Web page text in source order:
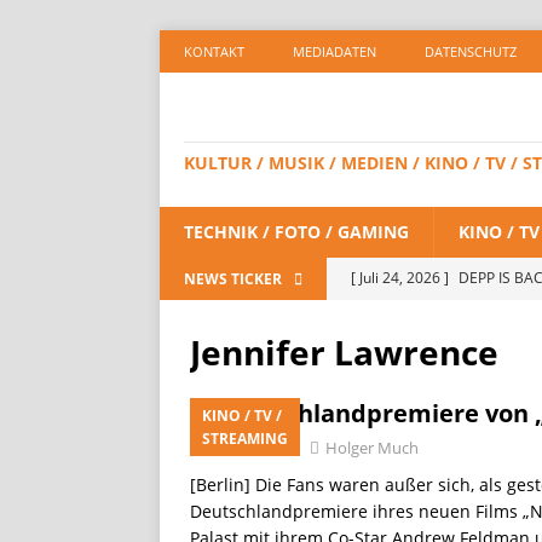
KONTAKT MEDIADATEN DATENSCHUTZ
KULTUR / MUSIK / MEDIEN / KINO / TV /
TECHNIK / FOTO / GAMING KINO /
NEWS TICKER [ Juli 24, 2026 ] DEPP IS
[ Juli 23, 2026 ]
SPIDER-
STREAMING
[ Juli 8, 2026 ]
STREAMING
[ Juli 8, 2026 ] FiiO bringt
Jennifer Lawrence
KINO / TV /
STREAMING
Deutschlandpremiere von
Juni 16, 2023 Holger Much
[Berlin] Die Fans waren außer sich, als
Deutschlandpremiere ihres neuen Films